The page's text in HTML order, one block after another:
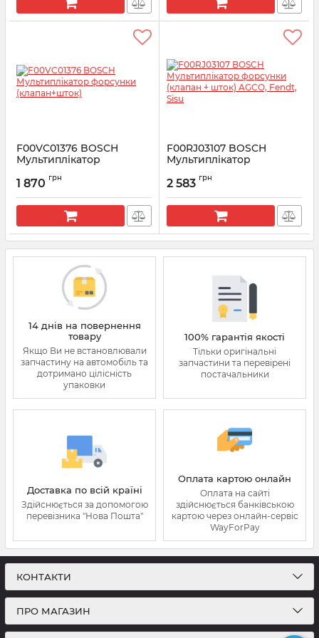
F00VC01376 BOSCH
Мультиплікатор
Артикул:
1 870 грн
F00RJ03107 BOSCH
Мультиплікатор
шток) AGCO, Fendt, Sisu
Артикул: F00RJ03107
2 583 грн
14 днів на повернення
товару
Якщо Ви не встановлювали
запчастину на автомобіль та
дотримано цілісність
упаковки
100% гарантія якості
Тільки оригінальні
запчастини та перевірені
постачальники
Доставка по всій країні
Здійснюється за допомогою
перевізника "Нова Пошта"
Оплата картою онлайн
Оплата на сайті
здійснюється банківською
картою через онлайн-сервіс
WayForPay
КОНТАКТИ
ПРО МАГАЗИН